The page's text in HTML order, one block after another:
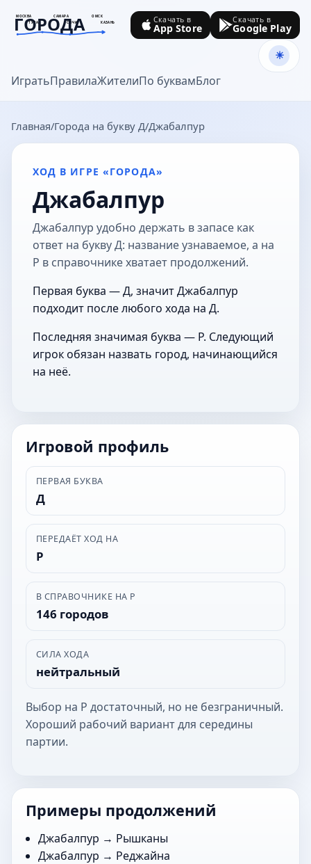
МОСКВА САМАРА
ОМСК
ТУЛА
СОЧИ КАЗАНЬ
ГОРОДА
goroda-na.ru
ИгратьПравилаЖителиПо буквамБлог
Скачать в
App Store
Скачать в
Google Play
Главная Города на букву Д Джабалпур
ХОД В ИГРЕ «ГОРОДА»
Джабалпур
Джабалпур удобно держать в запасе как
ответ на букву Д: название узнаваемое, а на
Р в справочнике хватает продолжений.
Первая буква — Д, значит Джабалпур
подходит после любого хода на Д.
Последняя значимая буква — Р. Следующий
игрок обязан назвать город, начинающийся
на неё.
Игровой профиль
ПЕРВАЯ БУКВА
Д
ПЕРЕДАЁТ ХОД НА
Р
В СПРАВОЧНИКЕ НА Р
146 городов
СИЛА ХОДА
нейтральный
Выбор на Р достаточный, но не безграничный.
Хороший рабочий вариант для середины
партии.
Примеры продолжений
Джабалпур → Рышканы
Джабалпур → Реджайна